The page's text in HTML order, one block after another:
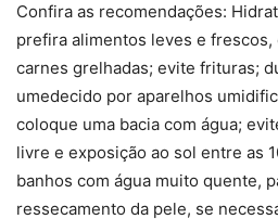
Confira as recomendações:
prefira alimentos leves e frescos,
carnes grelhadas; evite frituras;
umedecido por aparelhos
coloque uma bacia com água;
livre e exposição ao sol entre as
banhos com água muito quente,
ressecamento da pele, se